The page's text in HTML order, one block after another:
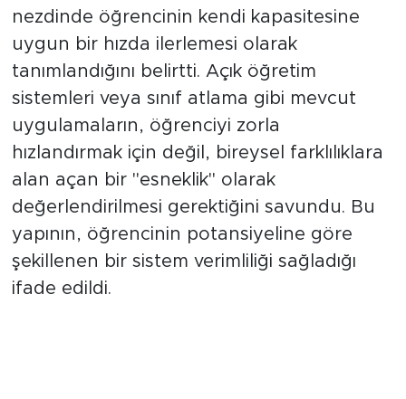
da değinen Tekin, bu kavramın bakanlık
nezdinde öğrencinin kendi kapasitesine
uygun bir hızda ilerlemesi olarak
tanımlandığını belirtti. Açık öğretim
sistemleri veya sınıf atlama gibi mevcut
uygulamaların, öğrenciyi zorla
hızlandırmak için değil, bireysel farklılıklara
alan açan bir "esneklik" olarak
değerlendirilmesi gerektiğini savundu. Bu
yapının, öğrencinin potansiyeline göre
şekillenen bir sistem verimliliği sağladığı